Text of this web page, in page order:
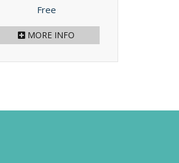
Price
Free
MORE INFO